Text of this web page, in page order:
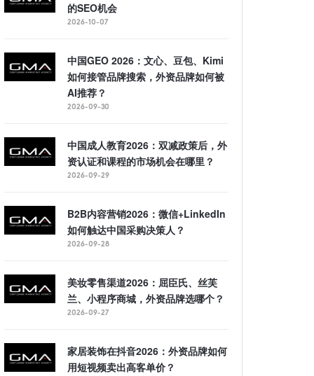
的SEO机会
2026-10-07
中国GEO 2026：文心、豆包、Kimi
如何接管品牌搜索，外资品牌如何被
AI推荐？
2026-09-30
中国成人教育2026：双减政策后，外
资认证和课程的市场机会在哪里？
2026-09-29
B2B内容营销2026：微信+LinkedIn
如何触达中国采购决策人？
2026-09-28
美妆零售渠道2026：屈臣氏、丝芙
兰、小程序商城，外资品牌选哪个？
2026-09-27
家居装饰在抖音2026：外资品牌如何
用短视频卖出高客单价？